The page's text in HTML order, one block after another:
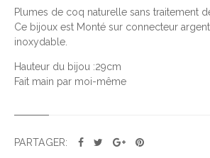
D
E
B
O
U
L
S
Plumes de coq naturelle sans traitement
Ce bijoux est Monté sur connecteur
inoxydable.
Hauteur du bijou :29cm
Fait main par moi-même
PARTAGER: